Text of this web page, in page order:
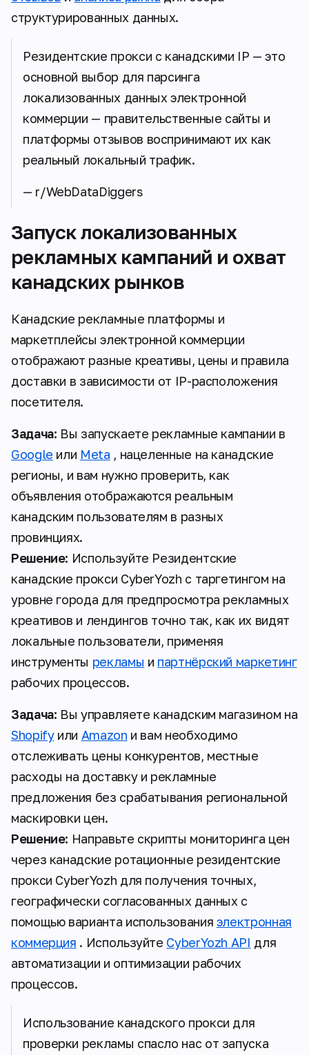
структурированных данных.
Резидентские прокси с канадскими IP — это
основной выбор для парсинга
локализованных данных электронной
коммерции — правительственные сайты и
платформы отзывов воспринимают их как
реальный локальный трафик.
— r/WebDataDiggers
Запуск локализованных
рекламных кампаний и охват
канадских рынков
Канадские рекламные платформы и
маркетплейсы электронной коммерции
отображают разные креативы, цены и правила
доставки в зависимости от IP-расположения
посетителя.
Задача: Вы запускаете рекламные кампании в
Google или Meta , нацеленные на канадские
регионы, и вам нужно проверить, как
объявления отображаются реальным
канадским пользователям в разных
провинциях.
Решение: Используйте Резидентские
канадские прокси CyberYozh с таргетингом на
уровне города для предпросмотра рекламных
креативов и лендингов точно так, как их видят
локальные пользователи, применяя
инструменты рекламы и партнёрский маркетинг
рабочих процессов.
Задача: Вы управляете канадским магазином на
Shopifyили Amazon и вам необходимо
отслеживать цены конкурентов, местные
расходы на доставку и рекламные
предложения без срабатывания региональной
маскировки цен.
Решение: Направьте скрипты мониторинга цен
через канадские ротационные резидентские
прокси CyberYozh для получения точных,
географически согласованных данных с
помощью варианта использования электронная
коммерция . Используйте CyberYozh API для
автоматизации и оптимизации рабочих
процессов.
Использование канадского прокси для
проверки рекламы спасло нас от запуска